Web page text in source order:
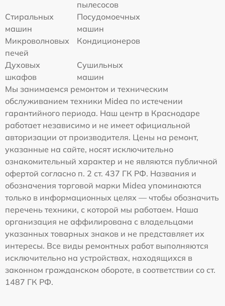
пылесосов
Стиральных
машин
Посудомоечных
машин
Микроволновых
печей
Кондиционеров
Духовых
шкафов
Сушильных
машин
Мы занимаемся ремонтом и техническим
обслуживанием техники Midea по истечении
гарантийного периода. Наш центр в Краснодаре
работает независимо и не имеет официальной
авторизации от производителя. Цены на ремонт,
указанные на сайте, носят исключительно
ознакомительный характер и не являются публичной
офертой согласно п. 2 ст. 437 ГК РФ. Названия и
обозначения торговой марки Midea упоминаются
только в информационных целях — чтобы обозначить
перечень техники, с которой мы работаем. Наша
организация не аффилирована с владельцами
указанных товарных знаков и не представляет их
интересы. Все виды ремонтных работ выполняются
исключительно на устройствах, находящихся в
законном гражданском обороте, в соответствии со ст.
1487 ГК РФ.